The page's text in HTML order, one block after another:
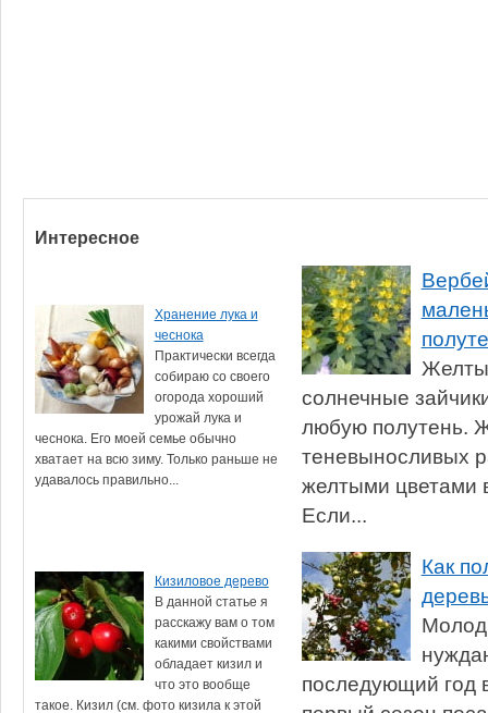
Интересное
Хранение лука и
чеснока
Практически всегда
собираю со своего
огорода хороший
урожай лука и
чеснока. Его моей семье обычно
хватает на всю зиму. Только раньше не
удавалось правильно...
солнечные
любую полутень.
теневыносливых
желтыми цветами
Если...
Кизиловое дерево
В данной статье я
расскажу вам о том
какими свойствами
обладает кизил и
что это вообще
такое. Кизил (см. фото кизила к этой
Как
последующий год